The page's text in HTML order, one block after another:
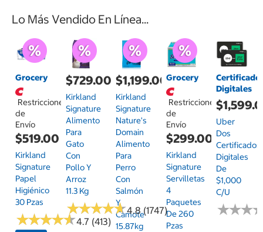
Lo Más Vendido En Línea...
Grocery
Restricciones
de
Envío
$519.00
Kirkland
Signature
Papel
Higiénico
30 Pzas
★★★★★
★★★★★4.7 (413)
$729.00
Kirkland
Signature
Alimento
Para
Gato
Con
Pollo Y
Arroz
11.3 Kg
★★★★★
★★★★★4.8 (1747)
$1,199.00
Kirkland
Signature
Nature's
Domain
Alimento
Para
Perro
Con
Salmón
Y
Camote
15.87kg
Grocery
Restricciones
de
Envío
$299.00
Kirkland
Signature
Servilletas
4
Paquetes
De 260
Pzas
Digitales
Uber
Dos
Certificados
Digitales
De
$1,000
C/u
★★★
★★★